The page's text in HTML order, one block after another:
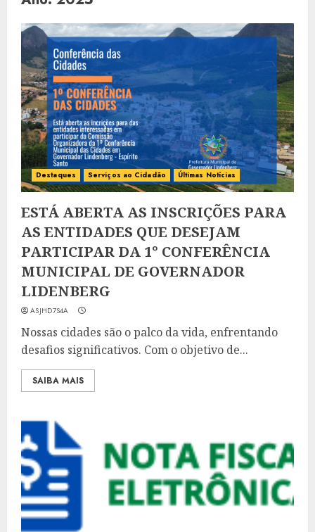
Destaques Serviços ao Cidadão Últimas Notícias
ESTÁ ABERTA AS INSCRIÇÕES PARA
AS ENTIDADES QUE DESEJAM
PARTICIPAR DA 1° CONFERÊNCIA
MUNICIPAL DE GOVERNADOR
LIDENBERG
ASJHD7S4A
Nossas cidades são o palco da vida, enfrentando
desafios significativos. Com o objetivo de...
SAIBA MAIS